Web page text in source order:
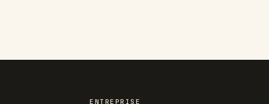
ENTREPRISE